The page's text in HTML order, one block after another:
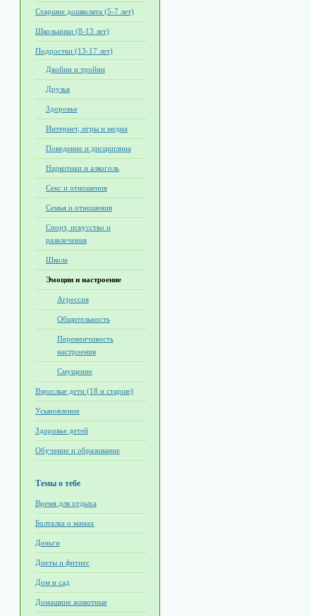
Старшие дошколята (5-7 лет)
Школьники (8-13 лет)
Подростки (13-17 лет)
Двойни и тройни
Друзья
Здоровье
Интернет, игры и медиа
Поведение и дисциплина
Наркотики и алкоголь
Секс и отношения
Семья и отношения
Спорт, искусство и
развлечения
Школа
Эмоции и настроение
Агрессия
Общительность
Переменчивость
настроения
Смущение
Взрослые дети (18 и старше)
Усыновление
Здоровье детей
Обучение и образование
Темы о тебе
Время для отдыха
Болталка о мамах
Деньги
Диеты и фитнес
Дом и сад
Домашние животные